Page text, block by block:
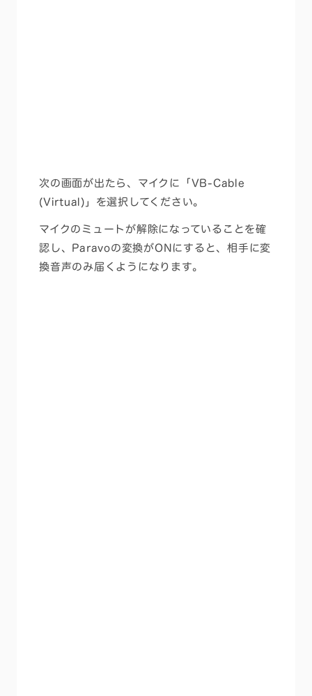
次の画面が出たら、 マイクに「VB-Cable
(Virtual)」 を選択してください。
マイクのミュートが解除になっていることを確
認し、Paravoの変換がONにすると、相手に変
換音声のみ届くようになります。